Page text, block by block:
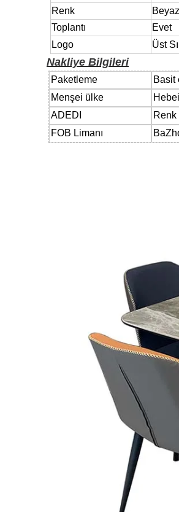
Renk
Toplantı
Evet
Logo
Üst
Nakliye Bilgileri
Paketleme
Basit
Menşei ülke
ADEDI
Renk
FOB Limanı